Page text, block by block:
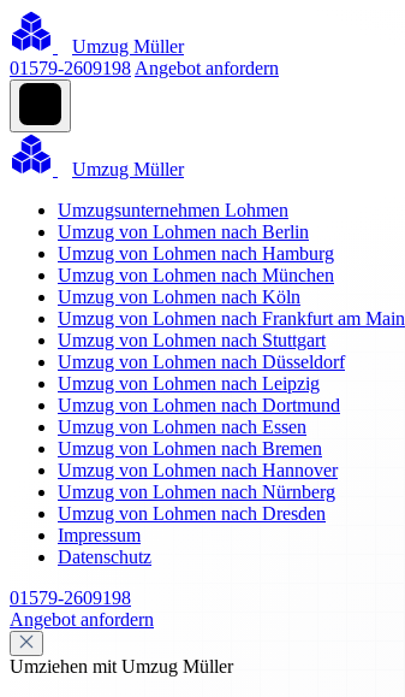
Umzug Müller
01579-2609198 Angebot anfordern
Umzug Müller
Umzugsunternehmen Lohmen
Umzug von Lohmen nach Berlin
Umzug von Lohmen nach Hamburg
Umzug von Lohmen nach München
Umzug von Lohmen nach Köln
Umzug von Lohmen nach Frankfurt am Main
Umzug von Lohmen nach Stuttgart
Umzug von Lohmen nach Düsseldorf
Umzug von Lohmen nach Leipzig
Umzug von Lohmen nach Dortmund
Umzug von Lohmen nach Essen
Umzug von Lohmen nach Bremen
Umzug von Lohmen nach Hannover
Umzug von Lohmen nach Nürnberg
Umzug von Lohmen nach Dresden
Impressum
Datenschutz
01579-2609198
Angebot anfordern
Umziehen mit Umzug Müller